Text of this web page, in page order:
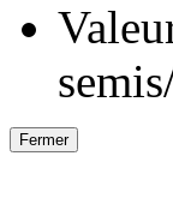
Fermer